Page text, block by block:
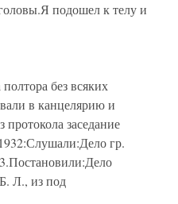
подошел к телу и
без всяких
в канцелярию и
заседание
гр.
Л., из под